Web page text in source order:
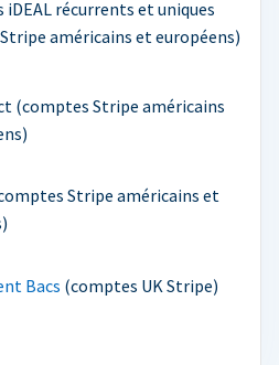
iDEAL récurrents et uniques
américains et européens)
(comptes Stripe américains
Stripe américains et
Bacs (comptes UK Stripe)